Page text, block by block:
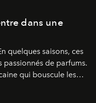
dans une
quelques saisons, ces
passionnés de parfums.
qui bouscule les
en proposant
: